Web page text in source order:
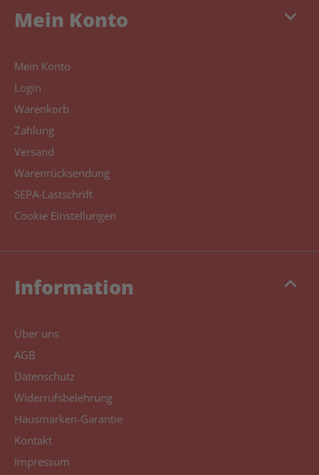
keyboard_arrow_down
Mein Konto
Mein Konto
Login
Warenkorb
Zahlung
Versand
Warenrücksendung
SEPA-Lastschrift
Cookie Einstellungen
keyboard_arrow_up
Information
Über uns
AGB
Datenschutz
Widerrufsbelehrung
Hausmarken-Garantie
Kontakt
Impressum